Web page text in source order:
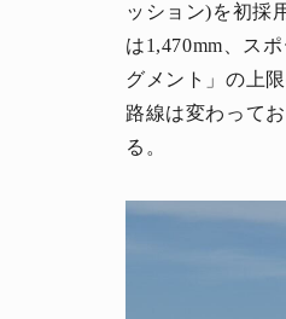
ッション)を初採
は1,470mm、ス
グメント」の上
路線は変わって
る。